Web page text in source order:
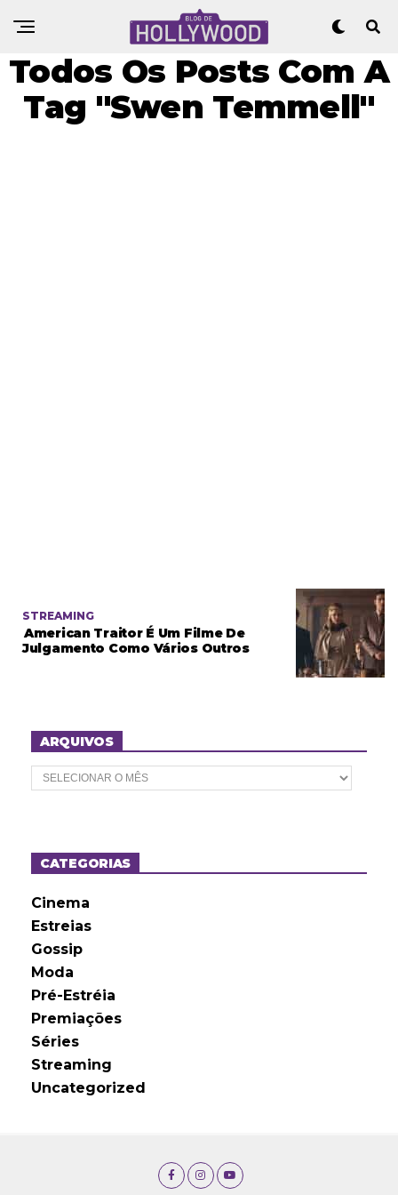
Todos Os Posts Com A
Tag "Swen Temmell"
STREAMING
American Traitor É Um Filme De
Julgamento Como Vários Outros
ARQUIVOS
A
r
o
sCATEGORIAS
Cinema
Estreias
Gossip
Moda
Pré-Estréia
Premiações
Séries
Streaming
Uncategorized